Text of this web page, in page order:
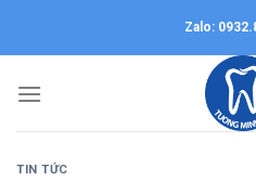
Zalo:
TIN TỨC